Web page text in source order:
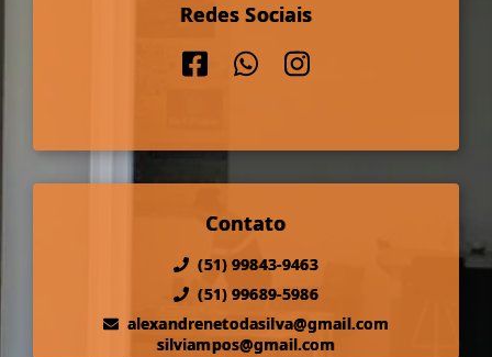
Redes Sociais
Contato
(51) 99843-9463
(51) 99689-5986
alexandrenetodasilva@gmail.com
silviampos@gmail.com